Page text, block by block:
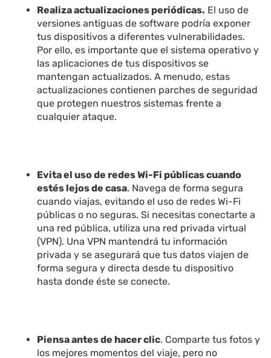
Realiza actualizaciones periódicas. El uso de
versiones antiguas de software podría exponer
tus dispositivos a diferentes vulnerabilidades.
Por ello, es importante que el sistema operativo y
las aplicaciones de tus dispositivos se
mantengan actualizados. A menudo, estas
actualizaciones contienen parches de seguridad
que protegen nuestros sistemas frente a
cualquier ataque.
Evita el uso de redes Wi-Fi públicas cuando
estés lejos de casa. Navega de forma segura
cuando viajas, evitando el uso de redes Wi-Fi
públicas o no seguras. Si necesitas conectarte a
una red pública, utiliza una red privada virtual
(VPN). Una VPN mantendrá tu información
privada y se asegurará que tus datos viajen de
forma segura y directa desde tu dispositivo
hasta donde éste se conecte.
Piensa antes de hacer clic. Comparte tus fotos y
los mejores momentos del viaje, pero no